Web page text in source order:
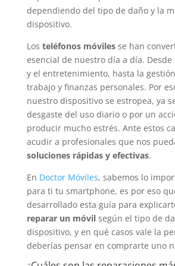
dependiendo del tipo de daño y la
dispositivo.
Los teléfonos móvilesse han
esencial de nuestro día a día.
y el entretenimiento, hasta la
trabajo y finanzas personales. Por
nuestro dispositivo se estropea, ya
desgaste del uso diario o por un
producir mucho estrés. Ante estos
acudir a profesionales que nos
soluciones rápidas y efectivas.
En Doctor Móviles, sabemos lo
para ti tu smartphone, es por eso
desarrollado esta guía para
reparar un móvil según el tipo de
dispositivo, y en qué casos vale la
deberías pensar en comprarte uno